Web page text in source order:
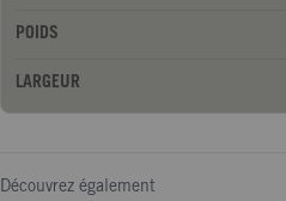
POIDS
LARGEUR
Découvrez également